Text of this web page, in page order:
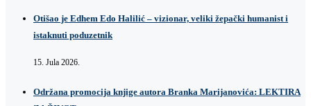
Otišao je Edhem Edo Halilić – vizionar, veliki žepački humanist i
istaknuti poduzetnik
15. Jula 2026.
Održana promocija knjige autora Branka Marijanovića: LEKTIRA